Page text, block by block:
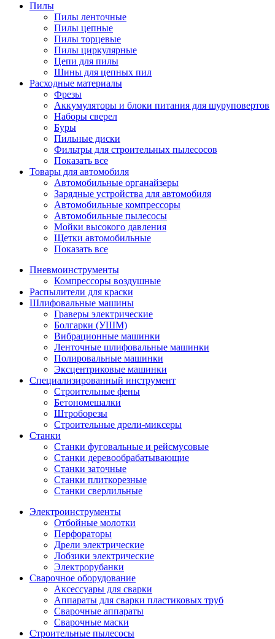
Пилы
Пилы ленточные
Пилы цепные
Пилы торцевые
Пилы циркулярные
Цепи для пилы
Шины для цепных пил
Расходные материалы
Фрезы
Аккумуляторы и блоки питания для шуруповертов
Наборы сверел
Буры
Пильные диски
Фильтры для строительных пылесосов
Показать все
Товары для автомобиля
Автомобильные органайзеры
Зарядные устройства для автомобиля
Автомобильные компрессоры
Автомобильные пылесосы
Мойки высокого давления
Щетки автомобильные
Показать все
Пневмоинструменты
Компрессоры воздушные
Распылители для краски
Шлифовальные машины
Граверы электрические
Болгарки (УШМ)
Вибрационные машинки
Ленточные шлифовальные машинки
Полировальные машинки
Эксцентриковые машинки
Специализированный инструмент
Строительные фены
Бетономешалки
Штроборезы
Строительные дрели-миксеры
Станки
Станки фуговальные и рейсмусовые
Станки деревообрабатывающие
Станки заточные
Станки плиткорезные
Станки сверлильные
Электроинструменты
Отбойные молотки
Перфораторы
Дрели электрические
Лобзики электрические
Электрорубанки
Сварочное оборудование
Аксессуары для сварки
Аппараты для сварки пластиковых труб
Сварочные аппараты
Сварочные маски
Строительные пылесосы